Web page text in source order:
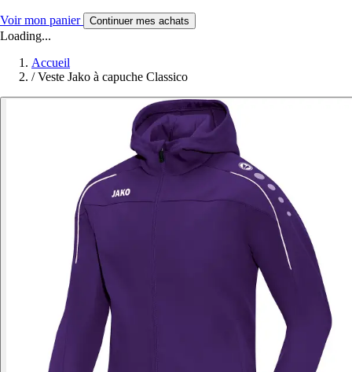
Voir mon panier Continuer mes achats
Loading...
Accueil
/ Veste Jako à capuche Classico